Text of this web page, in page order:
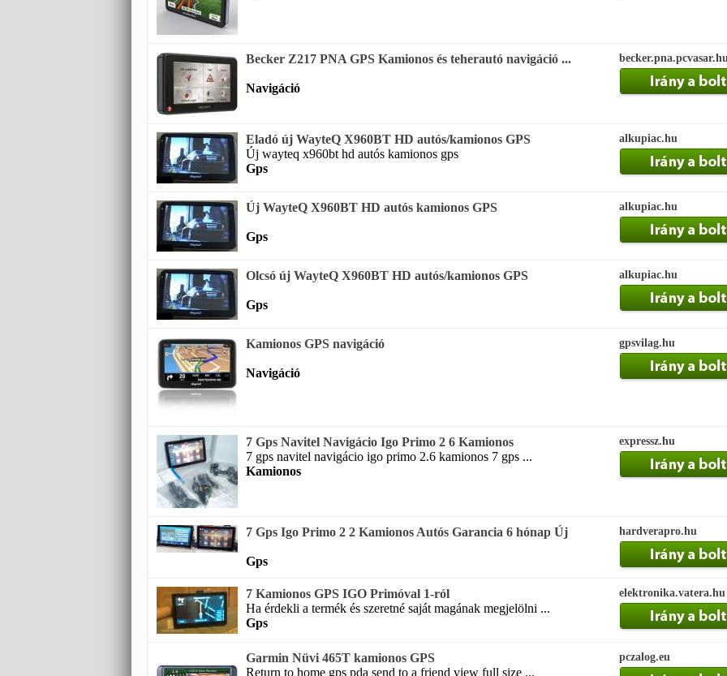
Becker Z217 PNA GPS Kamionos és teherautó navigáció ...
Navigáció
Eladó új WayteQ X960BT HD autós/kamionos GPS
Új wayteq x960bt hd autós kamionos gps
Gps
alkupiac.hu
Új WayteQ X960BT HD autós kamionos GPS
Gps
alkupiac.hu
Olcsó új WayteQ X960BT HD autós/kamionos GPS
Gps
alkupiac.hu
Kamionos GPS navigáció
Navigáció
gpsvilag.hu
7 Gps Navitel Navigácio Igo Primo 2 6 Kamionos
7 gps navitel navigácio igo primo 2.6 kamionos 7 gps ...
Kamionos
expressz.hu
7 Gps Igo Primo 2 2 Kamionos Autós Garancia 6 hónap Új
Gps
hardverapro.hu
7 Kamionos GPS IGO Primóval 1-ról
Ha érdekli a termék és szeretné saját magának megjelölni ...
Gps
elektronika.vatera.hu
Garmin Nüvi 465T kamionos GPS
Return to home gps pda send to a friend view full size ...
pczalog.eu